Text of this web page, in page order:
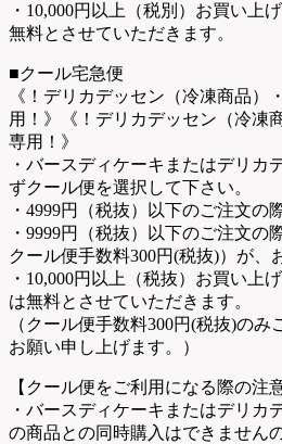
・10,000円以上（税別）お買い上
無料とさせていただきます。
■クール宅急便
《！デリカデッセン（冷凍商品）
用！》《！デリカデッセン（冷凍
専用！》
・バースディケーキまたはデリカ
ずクール便を選択して下さい。
・4999円（税抜）以下のご注文の
・9999円（税抜）以下のご注文の
クール便手数料300円(税抜)）が、
・10,000円以上（税抜）お買い上
は無料とさせていただきます。
（クール便手数料300円(税抜)のみ
お願い申し上げます。）
【クール便をご利用になる際の注
・バースディケーキまたはデリカ
の商品との同時購入はできません